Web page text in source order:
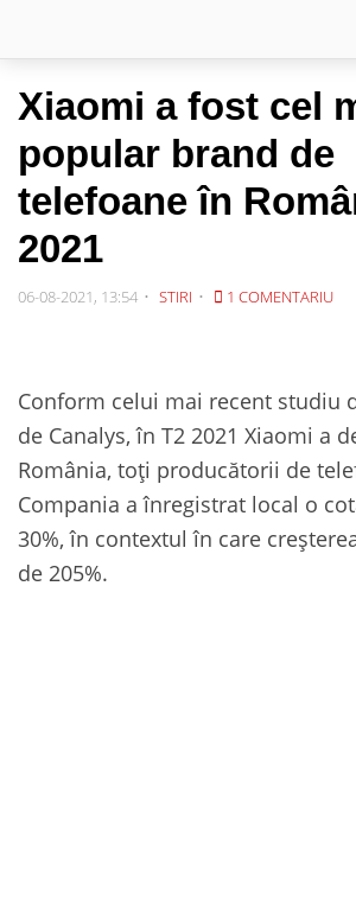
Xiaomi a fost cel
popular brand de
telefoane în
2021
06-08-2021, 13:54 STIRI 1 COMENTARIU
Conform celui mai recent studiu
de Canalys, în T2 2021 Xiaomi a
România, toți producătorii de
Compania a înregistrat local o
30%, în contextul în care
de 205%.